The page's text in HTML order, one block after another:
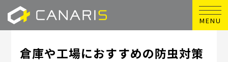
MENU
倉庫や工場におすすめの防虫対策